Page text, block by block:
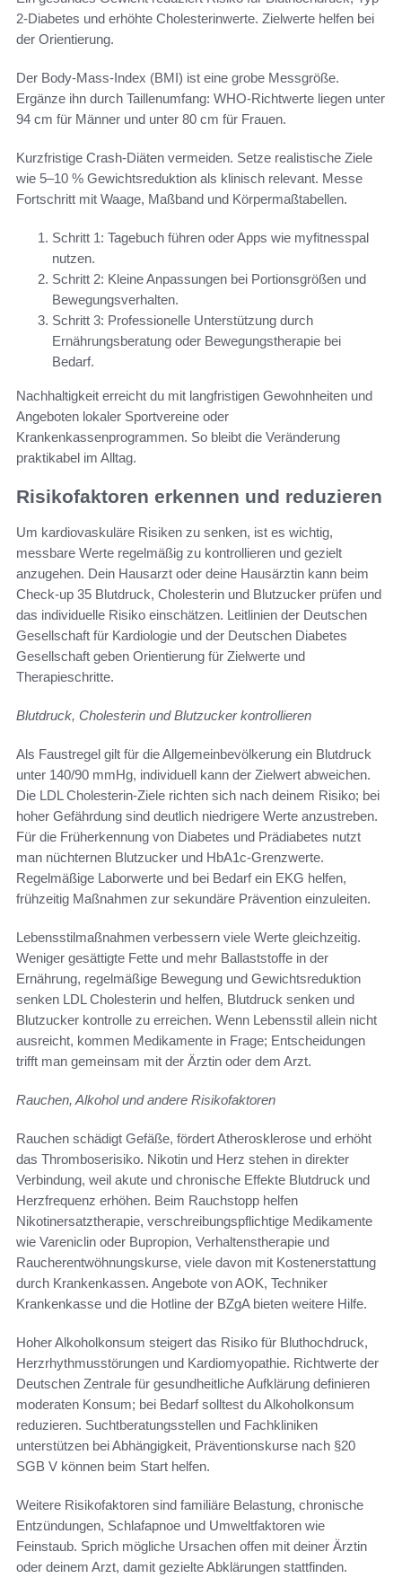
2-Diabetes und erhöhte Cholesterinwerte. Zielwerte helfen bei
der Orientierung.
Der Body-Mass-Index (BMI) ist eine grobe Messgröße.
Ergänze ihn durch Taillenumfang: WHO-Richtwerte liegen unter
94 cm für Männer und unter 80 cm für Frauen.
Kurzfristige Crash-Diäten vermeiden. Setze realistische Ziele
wie 5–10 % Gewichtsreduktion als klinisch relevant. Messe
Fortschritt mit Waage, Maßband und Körpermaßtabellen.
Schritt 1: Tagebuch führen oder Apps wie myfitnesspal
nutzen.
Schritt 2: Kleine Anpassungen bei Portionsgrößen und
Bewegungsverhalten.
Schritt 3: Professionelle Unterstützung durch
Ernährungsberatung oder Bewegungstherapie bei
Bedarf.
Nachhaltigkeit erreicht du mit langfristigen Gewohnheiten und
Angeboten lokaler Sportvereine oder
Krankenkassenprogrammen. So bleibt die Veränderung
praktikabel im Alltag.
Risikofaktoren erkennen und reduzieren
Um kardiovaskuläre Risiken zu senken, ist es wichtig,
messbare Werte regelmäßig zu kontrollieren und gezielt
anzugehen. Dein Hausarzt oder deine Hausärztin kann beim
Check-up 35 Blutdruck, Cholesterin und Blutzucker prüfen und
das individuelle Risiko einschätzen. Leitlinien der Deutschen
Gesellschaft für Kardiologie und der Deutschen Diabetes
Gesellschaft geben Orientierung für Zielwerte und
Therapieschritte.
Blutdruck, Cholesterin und Blutzucker kontrollieren
Als Faustregel gilt für die Allgemeinbevölkerung ein Blutdruck
unter 140/90 mmHg, individuell kann der Zielwert abweichen.
Die LDL Cholesterin-Ziele richten sich nach deinem Risiko; bei
hoher Gefährdung sind deutlich niedrigere Werte anzustreben.
Für die Früherkennung von Diabetes und Prädiabetes nutzt
man nüchternen Blutzucker und HbA1c-Grenzwerte.
Regelmäßige Laborwerte und bei Bedarf ein EKG helfen,
frühzeitig Maßnahmen zur sekundäre Prävention einzuleiten.
Lebensstilmaßnahmen verbessern viele Werte gleichzeitig.
Weniger gesättigte Fette und mehr Ballaststoffe in der
Ernährung, regelmäßige Bewegung und Gewichtsreduktion
senken LDL Cholesterin und helfen, Blutdruck senken und
Blutzucker kontrolle zu erreichen. Wenn Lebensstil allein nicht
ausreicht, kommen Medikamente in Frage; Entscheidungen
trifft man gemeinsam mit der Ärztin oder dem Arzt.
Rauchen, Alkohol und andere Risikofaktoren
Rauchen schädigt Gefäße, fördert Atherosklerose und erhöht
das Thromboserisiko. Nikotin und Herz stehen in direkter
Verbindung, weil akute und chronische Effekte Blutdruck und
Herzfrequenz erhöhen. Beim Rauchstopp helfen
Nikotinersatztherapie, verschreibungspflichtige Medikamente
wie Vareniclin oder Bupropion, Verhaltenstherapie und
Raucherentwöhnungskurse, viele davon mit Kostenerstattung
durch Krankenkassen. Angebote von AOK, Techniker
Krankenkasse und die Hotline der BZgA bieten weitere Hilfe.
Hoher Alkoholkonsum steigert das Risiko für Bluthochdruck,
Herzrhythmusstörungen und Kardiomyopathie. Richtwerte der
Deutschen Zentrale für gesundheitliche Aufklärung definieren
moderaten Konsum; bei Bedarf solltest du Alkoholkonsum
reduzieren. Suchtberatungsstellen und Fachkliniken
unterstützen bei Abhängigkeit, Präventionskurse nach §20
SGB V können beim Start helfen.
Weitere Risikofaktoren sind familiäre Belastung, chronische
Entzündungen, Schlafapnoe und Umweltfaktoren wie
Feinstaub. Sprich mögliche Ursachen offen mit deiner Ärztin
oder deinem Arzt, damit gezielte Abklärungen stattfinden.